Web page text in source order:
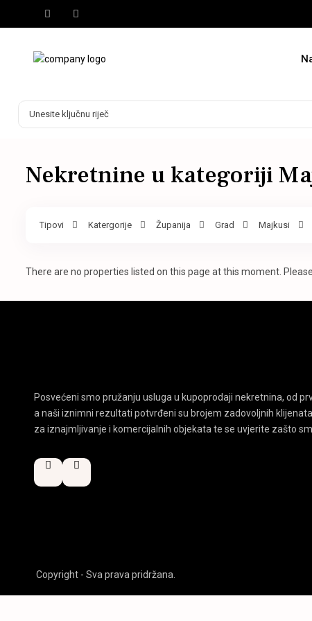
Nekretnine u kategoriji
Tipovi Katergorije Županija Grad Majkusi
There are no properties listed on this page at this moment.
Posvećeni smo pružanju usluga u kupoprodaji nekretnina, od
a naši iznimni rezultati potvrđeni su brojem zadovoljnih
za iznajmljivanje i komercijalnih objekata te se uvjerite zašto
Copyright - Sva prava pridržana.